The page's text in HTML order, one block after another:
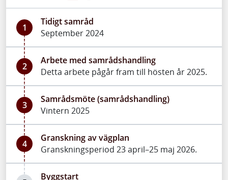
1
Tidigt samråd
September 2024
2
Arbete med samrådshandling
Detta arbete pågår fram till hösten år 2025.
3
Samrådsmöte (samrådshandling)
Vintern 2025
4
Granskning av vägplan
Granskningsperiod 23 april–25 maj 2026.
Byggstart